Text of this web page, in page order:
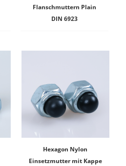
Flanschmuttern Plain
DIN 6923
Hexagon Nylon
Einsetzmutter mit Kappe